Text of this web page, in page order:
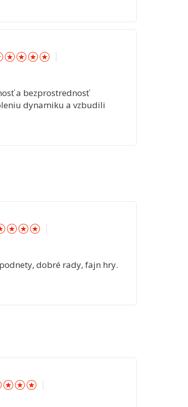
☆☆☆☆ ☆
a bezprostrednosť
dynamiku a vzbudili
☆☆☆ ☆
dobré rady, fajn hry.
☆☆☆ ☆